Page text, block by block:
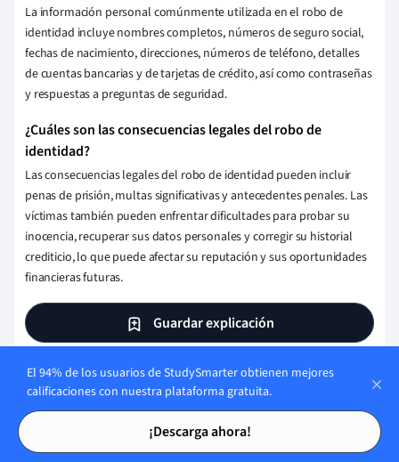
Tarjetas de estudio
Tarjetas de estudio
La información personal comúnmente utilizada en el robo de
identidad incluye nombres completos, números de seguro social,
fechas de nacimiento, direcciones, números de teléfono, detalles
de cuentas bancarias y de tarjetas de crédito, así como contraseñas
y respuestas a preguntas de seguridad.
¿Cuáles son las consecuencias legales del robo de
identidad?
Las consecuencias legales del robo de identidad pueden incluir
penas de prisión, multas significativas y antecedentes penales. Las
víctimas también pueden enfrentar dificultades para probar su
inocencia, recuperar sus datos personales y corregir su historial
crediticio, lo que puede afectar su reputación y sus oportunidades
financieras futuras.
Guardar explicación
Pon a prueba tus conocimientos
con tarjetas de opción múltiple
El 94% de los usuarios de StudySmarter obtienen mejores
calificaciones con nuestra plataforma gratuita.
¡Descarga ahora!